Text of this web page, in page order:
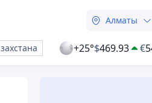
Алматы
+25°$469.93 €